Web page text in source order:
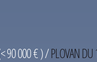
90 000 € )/PLOVAN